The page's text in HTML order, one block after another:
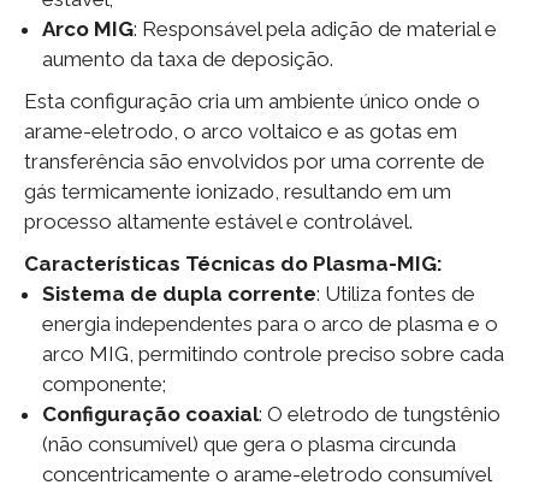
Arco MIG: Responsável pela adição de material e
aumento da taxa de deposição.
Esta configuração cria um ambiente único onde o
arame-eletrodo, o arco voltaico e as gotas em
transferência são envolvidos por uma corrente de
gás termicamente ionizado, resultando em um
processo altamente estável e controlável.
Características Técnicas do Plasma-MIG:
Sistema de dupla corrente: Utiliza fontes de
energia independentes para o arco de plasma e o
arco MIG, permitindo controle preciso sobre cada
componente;
Configuração coaxial: O eletrodo de tungstênio
(não consumível) que gera o plasma circunda
concentricamente o arame-eletrodo consumível